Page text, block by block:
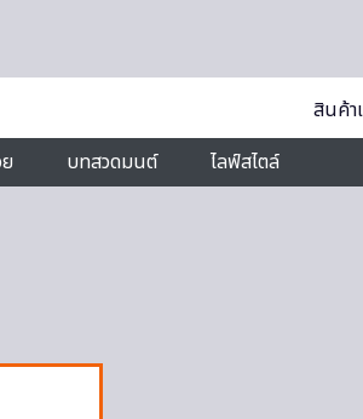
สินค้า
บทสวดมนต์ ไลฟ์สไตล์